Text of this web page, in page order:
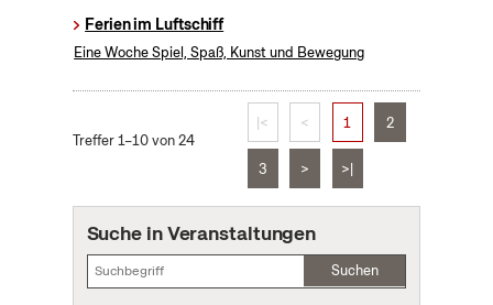
Ferien im Luftschiff
Eine Woche Spiel, Spaß, Kunst und Bewegung
Treffer 1–10 von 24
|< < 1 2
3 > >|
Suche in Veranstaltungen
Suchen